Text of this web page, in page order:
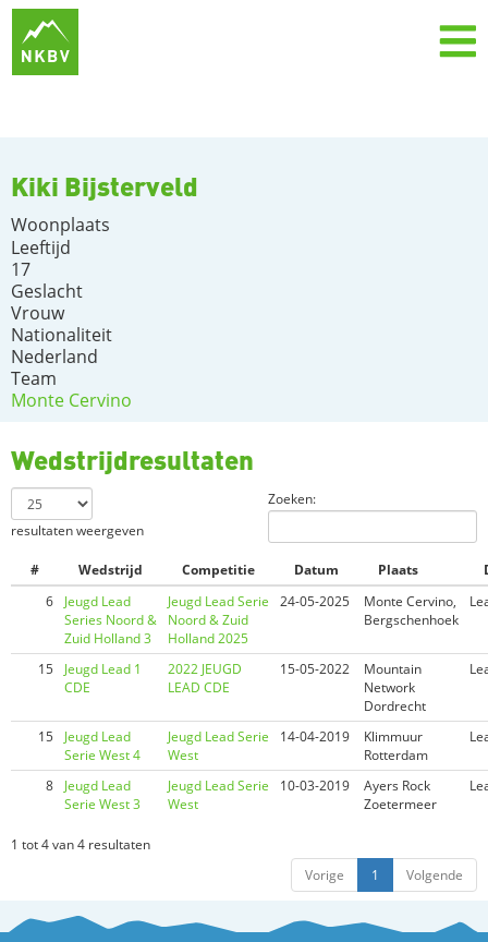
Kiki Bijsterveld
Woonplaats
Leeftijd
17
Geslacht
Vrouw
Nationaliteit
Nederland
Team
Monte Cervino
Wedstrijdresultaten
resultaten weergeven
Zoeken:
# Wedstrijd Competitie Datum Plaats
6
Jeugd Lead
Series Noord &
Zuid Holland 3
Jeugd Lead Serie
Noord & Zuid
Holland 2025
24-05-2025
Monte Cervino,
Bergschenhoek
15
Jeugd Lead 1
CDE
2022 JEUGD
LEAD CDE
15-05-2022
Mountain
Network
Dordrecht
15
Jeugd Lead
Serie West 4
Jeugd Lead Serie
West
14-04-2019
Klimmuur
Rotterdam
8
Jeugd Lead
Serie West 3
Jeugd Lead Serie
West
10-03-2019
Ayers Rock
Zoetermeer
1 tot 4 van 4 resultaten
Vorige
1 Volgende